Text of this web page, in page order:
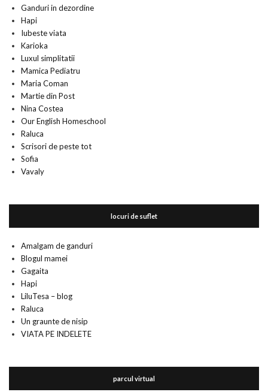
Ganduri in dezordine
Hapi
Iubeste viata
Karioka
Luxul simplitatii
Mamica Pediatru
Maria Coman
Martie din Post
Nina Costea
Our English Homeschool
Raluca
Scrisori de peste tot
Sofia
Vavaly
locuri de suflet
Amalgam de ganduri
Blogul mamei
Gagaita
Hapi
LiluTesa – blog
Raluca
Un graunte de nisip
VIATA PE INDELETE
parcul virtual